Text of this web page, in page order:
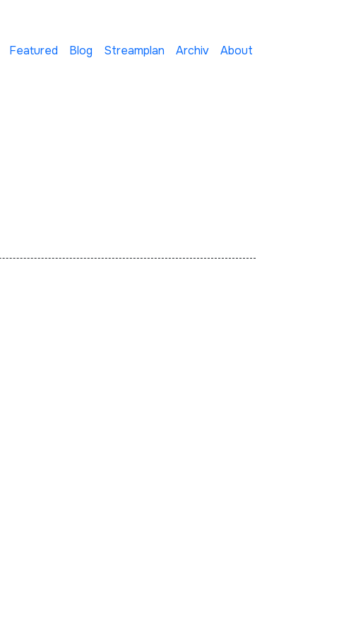
Featured Blog Streamplan Archiv About